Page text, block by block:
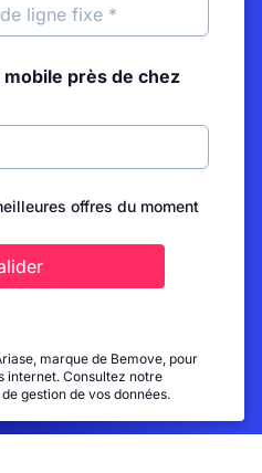
près de chez
offres du moment
marque de Bemove, pour
internet. Consultez notre
gestion de vos données.